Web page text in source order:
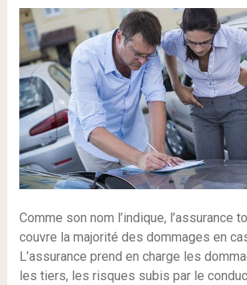
Comme son nom l’indique, l’assurance
couvre la majorité des dommages en
L’assurance prend en charge les
les tiers, les risques subis par le